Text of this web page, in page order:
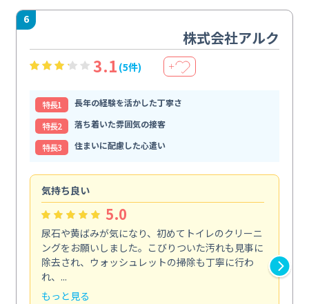
6
株式会社アルク
3.1 (5件) ＋
特⻑1
長年の経験を活かした丁寧さ
特⻑2
落ち着いた雰囲気の接客
特⻑3
住まいに配慮した心遣い
気持ち良い
5.0
尿石や黄ばみが気になり、初めてトイレのクリーニ
ングをお願いしました。こびりついた汚れも見事に
除去され、ウォッシュレットの掃除も丁寧に行わ
れ、...
もっと見る